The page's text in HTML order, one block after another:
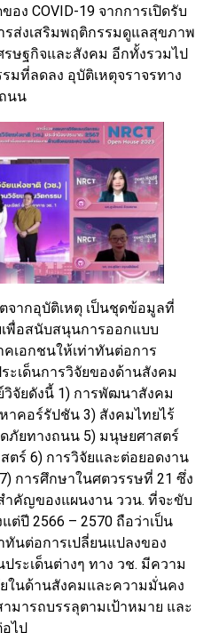
ง COVID-19 จากการเปิดรับ
รส่งเสริมพฤติกรรมดูแลสุขภาพ
รษฐกิจและสังคม อีกทั้งรวมไป
มที่ลดลง อุบัติเหตุจราจรทาง
นน
จากอุบัติเหตุ เป็นชุดข้อมูลที่
พื่อสนับสนุนการออกแบบ
เอกชนให้เท่าทันต่อการ
ะเด็นการวิจัยของด้านสังคม
จัยดังนี้ 1) การพัฒนาสังคม
คอร์รัปชัน 3) สังคมไทยไร้
ภัยทางถนน 5) มนุษยศาสตร์
ตร์ 6) การวิจัยและต่อยอดงาน
การศึกษาในศตวรรษที่ 21 ซึ่ง
คัญของแผนงาน ววน. ที่จะขับ
ต่ปี 2566 – 2570 ถือว่าเป็น
ทันต่อการเปลี่ยนแปลงของ
ระเด็นต่างๆ ทาง วช. มีความ
ในด้านสังคมและความมั่นคง
มารถบรรลุตามเป้าหมาย และ
ไป